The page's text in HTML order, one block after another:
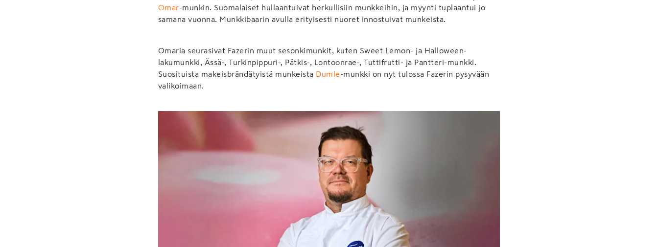
Omar-munkin. Suomalaiset hullaantuivat herkullisiin munkkeihin, ja myynti tuplaantui jo
samana vuonna. Munkkibaarin avulla erityisesti nuoret innostuivat munkeista.
Omaria seurasivat Fazerin muut sesonkimunkit, kuten Sweet Lemon- ja Halloween-
lakumunkki, Ässä-, Turkinpippuri-, Pätkis-, Lontoonrae-, Tuttifrutti- ja Pantteri-munkki.
Suosituista makeisbrändätyistä munkeista Dumle-munkki on nyt tulossa Fazerin pysyvään
valikoimaan.